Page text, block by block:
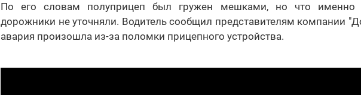
По его словам полуприцеп был гружен мешками, но что именно
дорожники не уточняли. Водитель сообщил представителям компании
авария произошла из-за поломки прицепного устройства.